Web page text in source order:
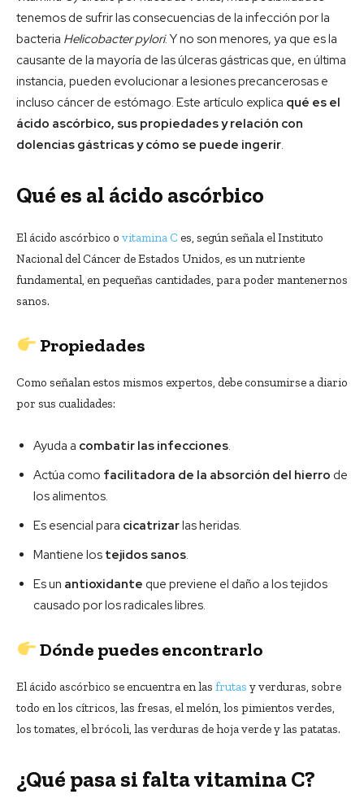
tenemos de sufrir las consecuencias de la infección por la
bacteria Helicobacter pylori. Y no son menores, ya que es la
causante de la mayoría de las úlceras gástricas que, en última
instancia, pueden evolucionar a lesiones precancerosas e
incluso cáncer de estómago. Este artículo explica qué es el
ácido ascórbico, sus propiedades y relación con
dolencias gástricas y cómo se puede ingerir.
Qué es al ácido ascórbico
El ácido ascórbico o vitamina C es, según señala el Instituto
Nacional del Cáncer de Estados Unidos, es un nutriente
fundamental, en pequeñas cantidades, para poder mantenernos
sanos.
Propiedades
Como señalan estos mismos expertos, debe consumirse a diario
por sus cualidades:
Ayuda a combatir las infecciones.
Actúa como facilitadora de la absorción del hierro de
los alimentos.
Es esencial para cicatrizarlas heridas.
Mantiene los tejidos sanos.
Es un antioxidante que previene el daño a los tejidos
causado por los radicales libres.
Dónde puedes encontrarlo
El ácido ascórbico se encuentra en las frutas y verduras, sobre
todo en los cítricos, las fresas, el melón, los pimientos verdes,
los tomates, el brócoli, las verduras de hoja verde y las patatas.
¿Qué pasa si falta vitamina C?